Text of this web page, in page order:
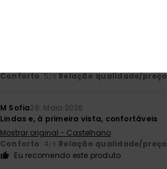
Conforto: 5/5 Relação qualidade/preço
M Sofia26. Maio 2026
Lindas e, à primeira vista, confortáveis
Mostrar original - Castelhano
Conforto: 4/5 Relação qualidade/preço
Eu recomendo este produto